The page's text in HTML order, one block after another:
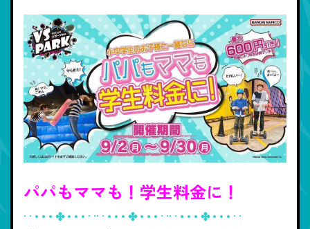
パパもママも！学生料金に！
· · • • • ✤ • • • · ·· · • • • ✤ • • • · ·· · • • • ✤ • • • · ·